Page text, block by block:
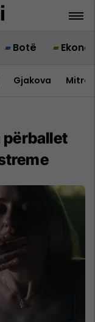
Botë
Gjakova
përballet